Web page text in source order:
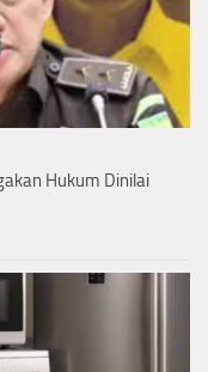
Hukum Dinilai